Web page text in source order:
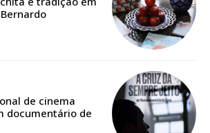
papel entregue à Quinta-feira em sua
conteúdos Exclusivos para
de cinema
documentário de